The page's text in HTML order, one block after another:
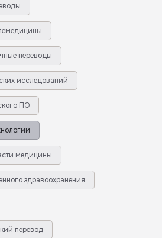
переводы
исследований
ПО
медицины
здравоохранения
перевод